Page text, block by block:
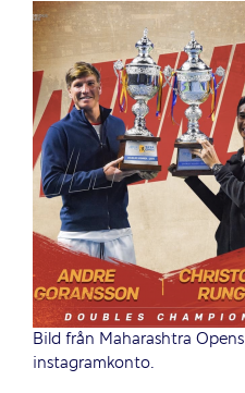
Bild från Maharashtra Opens
instagramkonto.